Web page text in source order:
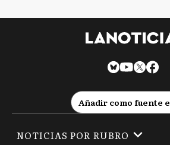
Añadir como fuente
NOTICIAS POR RUBRO